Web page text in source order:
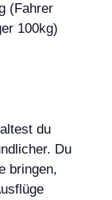
(Fahrer
100kg)
du
Du
bringen,